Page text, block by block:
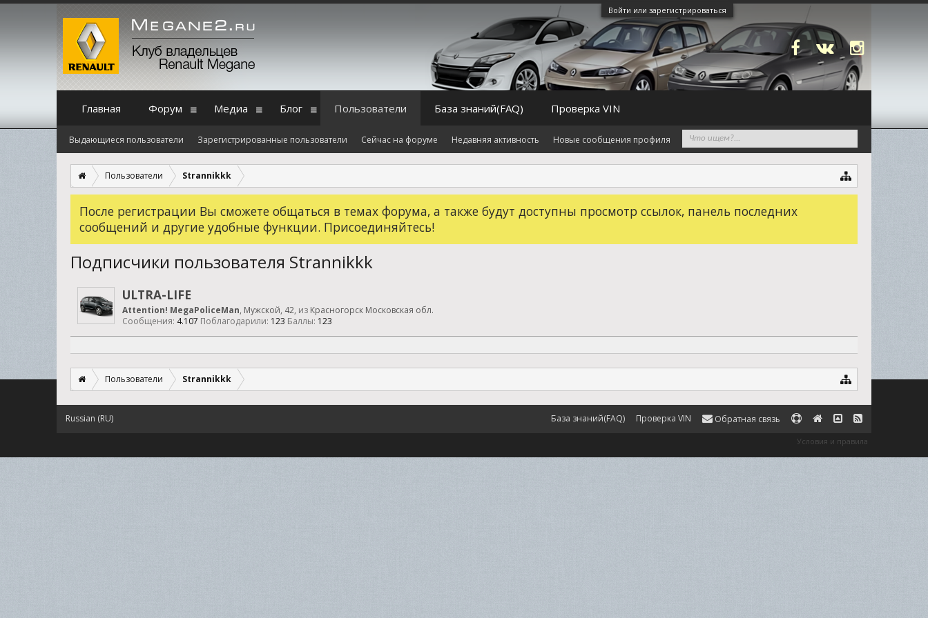
Войти или зарегистрироваться
Пользователи Strannikkk
После регистрации Вы сможете общаться в темах форума, а также будут доступны просмотр ссылок, панель последних
сообщений и другие удобные функции. Присоединяйтесь!
Подписчики пользователя Strannikkk
ULTRA-LIFE
Аttention! MegaPoliceMan, Мужской, 42, из Красногорск Московская обл.
Сообщения: 4.107 Поблагодарили: 123 Баллы: 123
Пользователи Strannikkk
Главная Форум Медиа Блог Пользователи
Выдающиеся пользователи Зарегистрированные пользователи Сейчас на форуме Недавняя активность Новые сообщения профиля
База знаний(FAQ) Проверка VIN
Russian (RU) База знаний(FAQ) Проверка VIN Обратная связь
Условия и правила